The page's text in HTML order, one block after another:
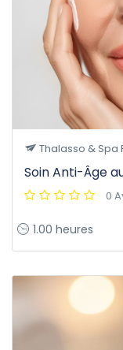
Thalasso & Spa
Soin Anti-Âge
0
1.00 heures